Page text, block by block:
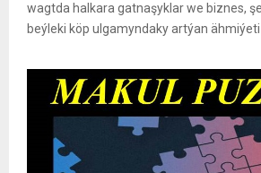
wagtda halkara gatnaşyklar we biznes,
beýleki köp ulgamyndaky artýan